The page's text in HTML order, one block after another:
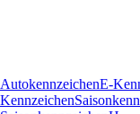
AutokennzeichenE-
Kennzeichen